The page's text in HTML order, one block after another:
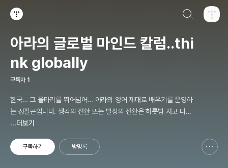
아라의 글로벌 마인드 칼럼..thi
nk globally
구독자 1
한국… 그 울타리를 뛰어넘어… 아라의 영어 제대로 배우기를 운영하
는 성필곤입니다. 생각의 전환 또는 발상의 전환은 하룻밤 자고 나면
이루어지는 것이 아닙니다. 배우고, 공부하고, 연구하고, 고생한 한참
...더보기
구독하기 방명록